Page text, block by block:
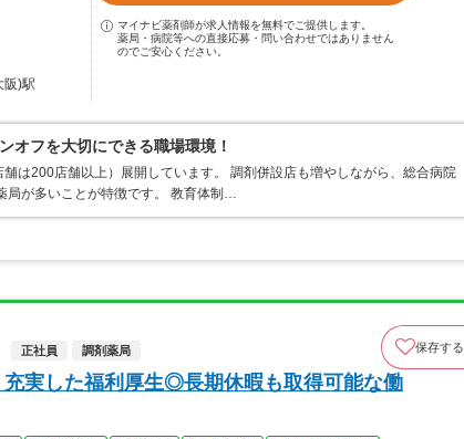
阪)駅
マイナビ薬剤師が求人情報を無料でご提供します。
薬局・病院等への直接応募・問い合わせではありません
のでご安心ください。
オフを大切にできる職場環境！
は200店舗以上）展開しています。 調剤併設店も増やしながら、総合病院
局が多いことが特徴です。 教育体制…
正社員 調剤薬局 保存する
実した福利厚生◎長期休暇も取得可能な働